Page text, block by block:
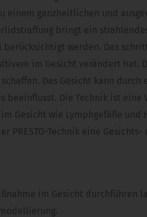
ganzheitlichen und
bringt ein
werden. Das
im Gesicht verändert hat.
Das Gesicht kann durch
beeinflusst. Die Technik ist eine
Gesicht wie Lymphgefäße
Technik eine Gesichts-
im Gesicht durchführen